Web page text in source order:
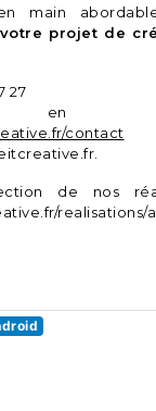
main
projet de
27
en
contact
de nos
realisations/